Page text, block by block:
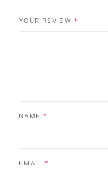
YOUR REVIEW *
NAME *
EMAIL*